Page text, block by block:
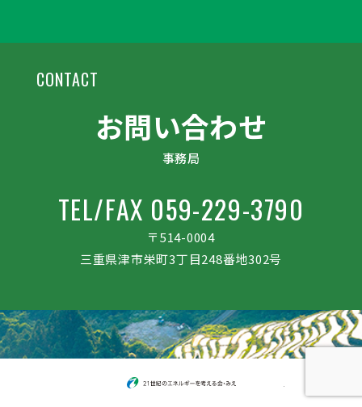
CONTACT
お問い合わせ
事務局
TEL/FAX 059-229-3790
〒514-0004
三重県津市栄町3丁目248番地302号